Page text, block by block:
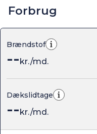
Forbrug
Brændstof
--kr./md.
Dækslidtage
--kr./md.